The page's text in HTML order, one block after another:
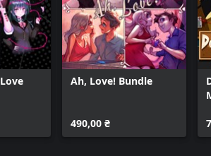
Ah, Love! Bundle
490,00 ₴